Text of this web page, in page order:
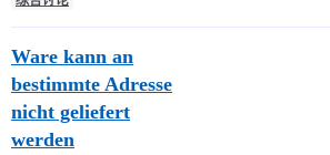
Ware kann an
bestimmte Adresse
nicht geliefert
werden